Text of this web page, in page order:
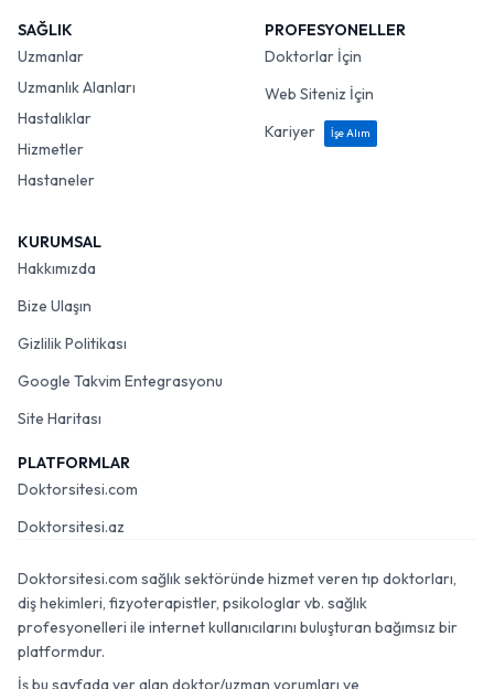
SAĞLIK
Uzmanlar
Uzmanlık Alanları
Hastalıklar
Hizmetler
Hastaneler
PROFESYONELLER
Doktorlar İçin
Web Siteniz İçin
Kariyer
İşe Alım
KURUMSAL
Hakkımızda
Bize Ulaşın
Gizlilik Politikası
Google Takvim Entegrasyonu
Site Haritası
PLATFORMLAR
Doktorsitesi.com
Doktorsitesi.az
Doktorsitesi.com sağlık sektöründe hizmet veren tıp doktorları,
diş hekimleri, fizyoterapistler, psikologlar vb. sağlık
profesyonelleri ile internet kullanıcılarını buluşturan bağımsız bir
platformdur.
İş bu sayfada yer alan doktor/uzman yorumları ve